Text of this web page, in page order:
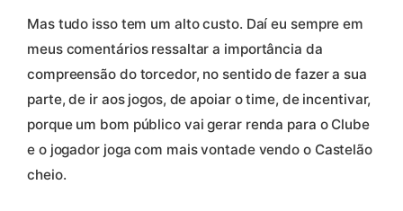
Mas tudo isso tem um alto custo. Daí eu sempre em
meus comentários ressaltar a importância da
compreensão do torcedor, no sentido de fazer a sua
parte, de ir aos jogos, de apoiar o time, de incentivar,
porque um bom público vai gerar renda para o Clube
e o jogador joga com mais vontade vendo o Castelão
cheio.